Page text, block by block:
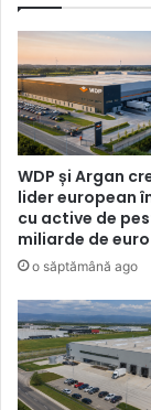
WDP și Argan
lider european
cu active de
miliarde de euro
o săptămână ago